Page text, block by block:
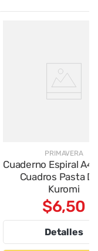
PRIMAVERA
Cuaderno Espiral A4
Cuadros Pasta
Kuromi
$6,50
Detalles